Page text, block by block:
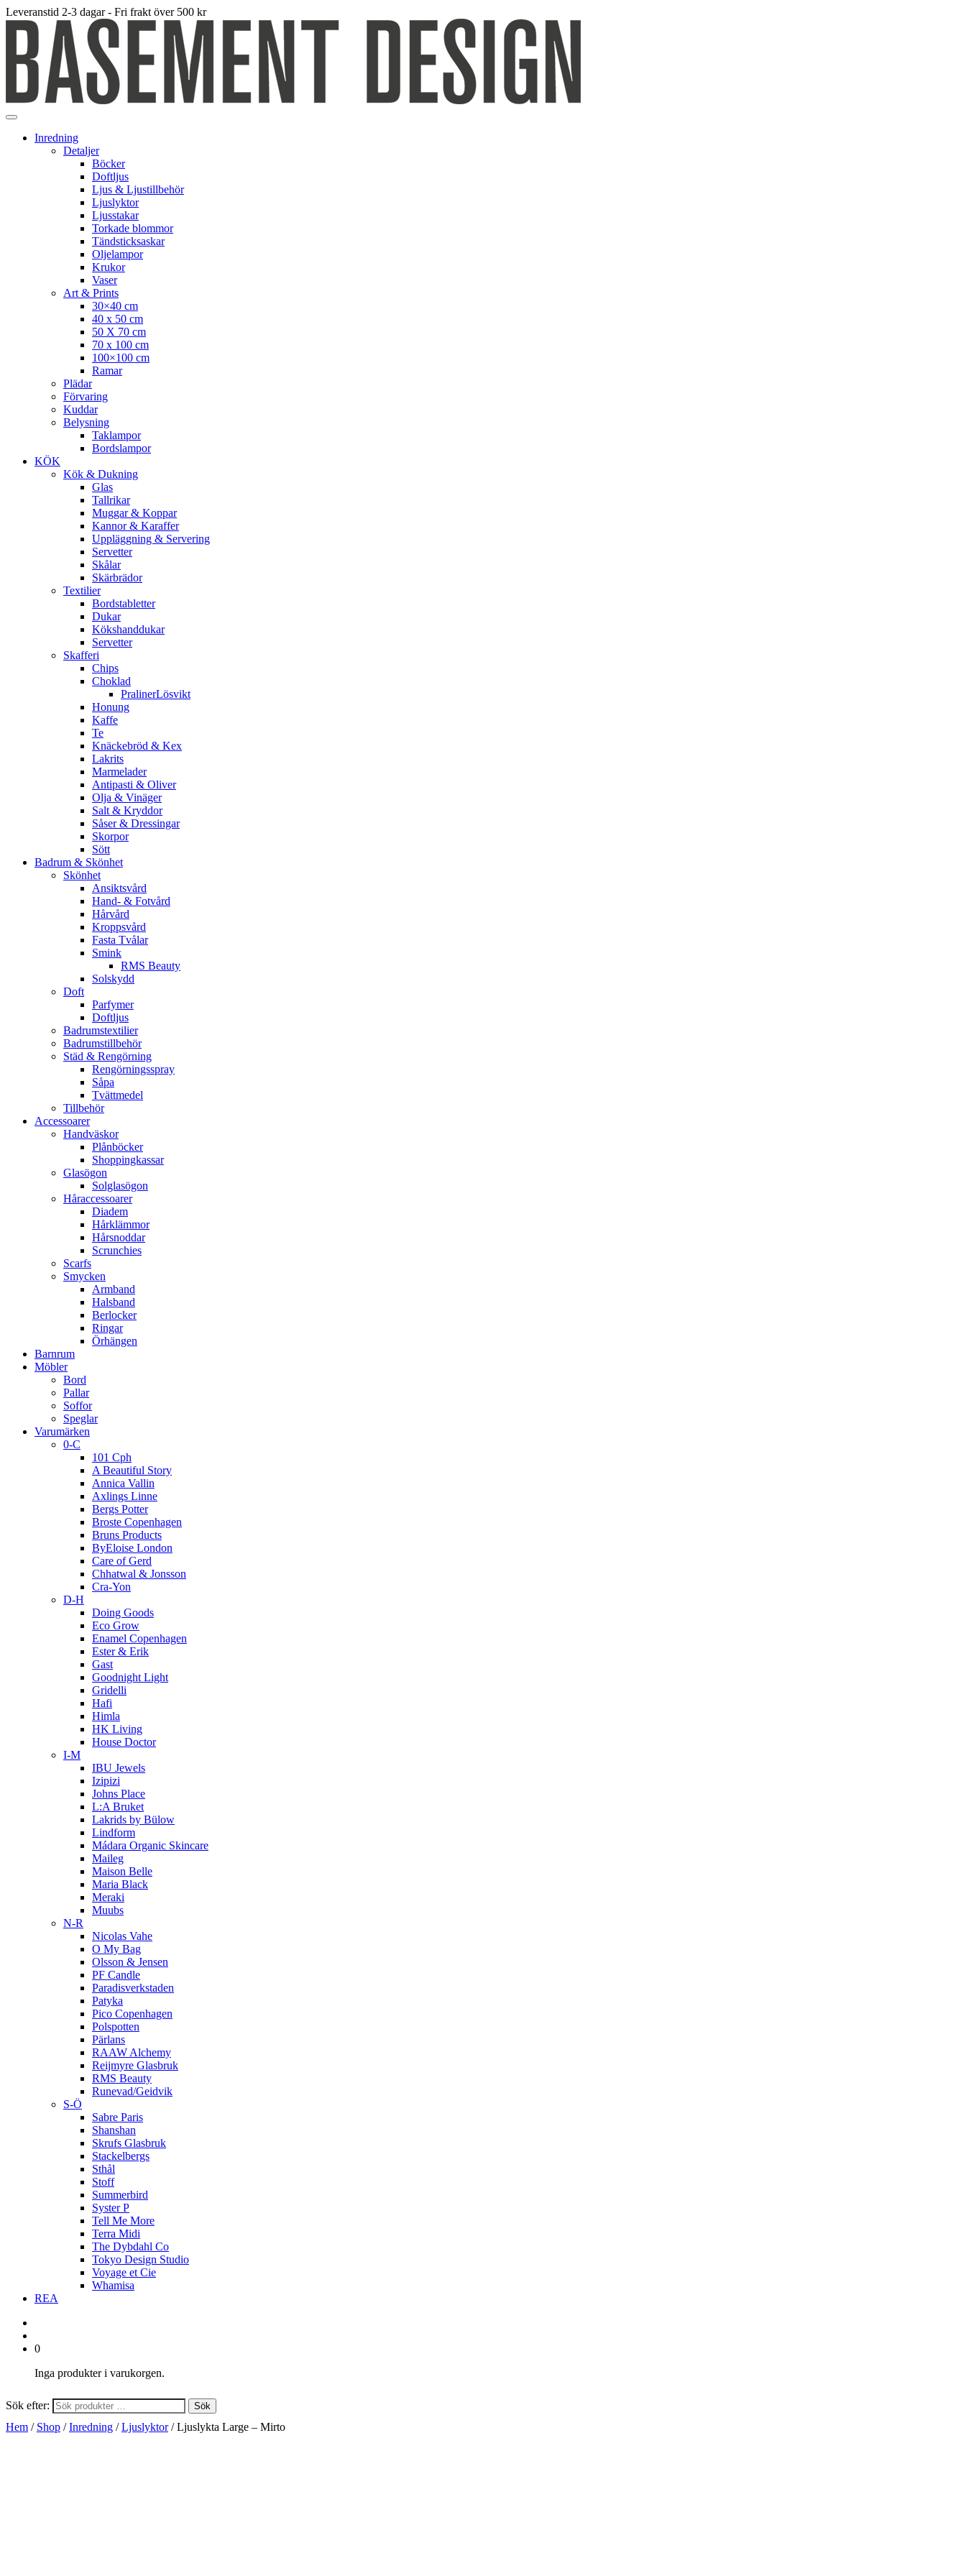
Leveranstid 2-3 dagar - Fri frakt över 500 kr
Inredning
Detaljer
Böcker
Doftljus
Ljus & Ljustillbehör
Ljuslyktor
Ljusstakar
Torkade blommor
Tändsticksaskar
Oljelampor
Krukor
Vaser
Art & Prints
30×40 cm
40 x 50 cm
50 X 70 cm
70 x 100 cm
100×100 cm
Ramar
Plädar
Förvaring
Kuddar
Belysning
Taklampor
Bordslampor
KÖK
Kök & Dukning
Glas
Tallrikar
Muggar & Koppar
Kannor & Karaffer
Uppläggning & Servering
Servetter
Skålar
Skärbrädor
Textilier
Bordstabletter
Dukar
Kökshanddukar
Servetter
Skafferi
Chips
Choklad
PralinerLösvikt
Honung
Kaffe
Te
Knäckebröd & Kex
Lakrits
Marmelader
Antipasti & Oliver
Olja & Vinäger
Salt & Kryddor
Såser & Dressingar
Skorpor
Sött
Badrum & Skönhet
Skönhet
Ansiktsvård
Hand- & Fotvård
Hårvård
Kroppsvård
Fasta Tvålar
Smink
RMS Beauty
Solskydd
Doft
Parfymer
Doftljus
Badrumstextilier
Badrumstillbehör
Städ & Rengörning
Rengörningsspray
Såpa
Tvättmedel
Tillbehör
Accessoarer
Handväskor
Plånböcker
Shoppingkassar
Glasögon
Solglasögon
Håraccessoarer
Diadem
Hårklämmor
Hårsnoddar
Scrunchies
Scarfs
Smycken
Armband
Halsband
Berlocker
Ringar
Örhängen
Barnrum
Möbler
Bord
Pallar
Soffor
Speglar
Varumärken
0-C
101 Cph
A Beautiful Story
Annica Vallin
Axlings Linne
Bergs Potter
Broste Copenhagen
Bruns Products
ByEloise London
Care of Gerd
Chhatwal & Jonsson
Cra-Yon
D-H
Doing Goods
Eco Grow
Enamel Copenhagen
Ester & Erik
Gast
Goodnight Light
Gridelli
Hafi
Himla
HK Living
House Doctor
I-M
IBU Jewels
Izipizi
Johns Place
L:A Bruket
Lakrids by Bülow
Lindform
Mádara Organic Skincare
Maileg
Maison Belle
Maria Black
Meraki
Muubs
N-R
Nicolas Vahe
O My Bag
Olsson & Jensen
PF Candle
Paradisverkstaden
Patyka
Pico Copenhagen
Polspotten
Pärlans
RAAW Alchemy
Reijmyre Glasbruk
RMS Beauty
Runevad/Geidvik
S-Ö
Sabre Paris
Shanshan
Skrufs Glasbruk
Stackelbergs
Sthål
Stoff
Summerbird
Syster P
Tell Me More
Terra Midi
The Dybdahl Co
Tokyo Design Studio
Voyage et Cie
Whamisa
REA
0
Inga produkter i varukorgen.
Sök efter: Sök
Hem / Shop /Inredning /Ljuslyktor/ Ljuslykta Large – Mirto